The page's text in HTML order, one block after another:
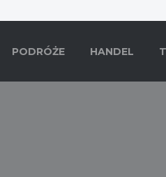
PODRÓŻE HANDEL